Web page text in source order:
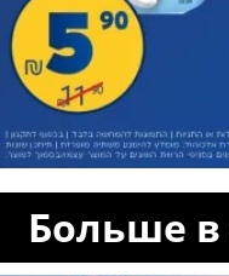
Больше в